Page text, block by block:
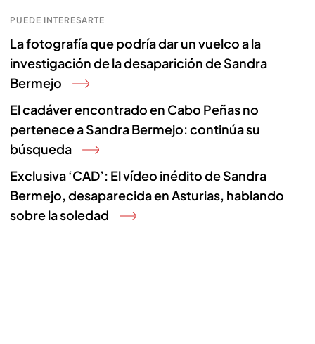
PUEDE INTERESARTE
La fotografía que podría dar un vuelco a la
investigación de la desaparición de Sandra
Bermejo
El cadáver encontrado en Cabo Peñas no
pertenece a Sandra Bermejo: continúa su
búsqueda
Exclusiva ‘CAD’: El vídeo inédito de Sandra
Bermejo, desaparecida en Asturias, hablando
sobre la soledad